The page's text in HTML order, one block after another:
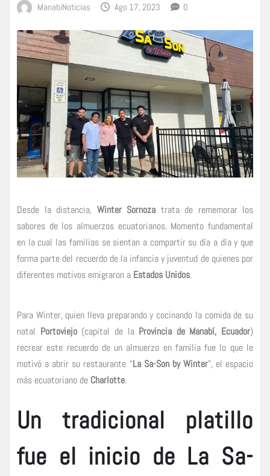
ManabiNoticias Ago 17, 2023 0
Desde la distancia, Winter Sornoza trata de rememorar los
sabores de los almuerzos ecuatorianos. Momento fundamental
en la cual las familias se sientan a compartir su día a día y que
forma parte del recuerdo de la infancia y juventud de quienes por
diferentes motivos emigraron a Estados Unidos.
Para Winter, quien lleva preparando y cocinando la comida de su
natal Portoviejo(capital de la Provincia de Manabí, Ecuador)
recrear este recuerdo de un almuerzo en familia fue lo que le
motivó a abrir su restaurante “La Sa-Son by Winter”, el espacio
más ecuatoriano de Charlotte.
Un tradicional platillo
fue el inicio de La Sa-